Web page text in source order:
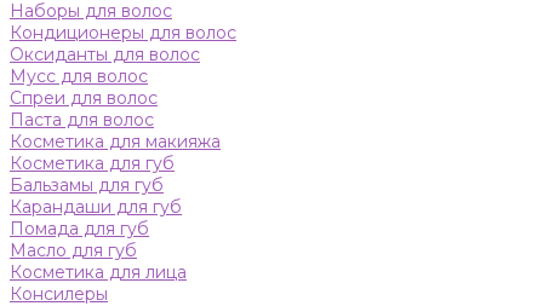
Наборы для волос
Кондиционеры для волос
Оксиданты для волос
Мусс для волос
Спреи для волос
Паста для волос
Косметика для макияжа
Косметика для губ
Бальзамы для губ
Карандаши для губ
Помада для губ
Масло для губ
Косметика для лица
Консилеры